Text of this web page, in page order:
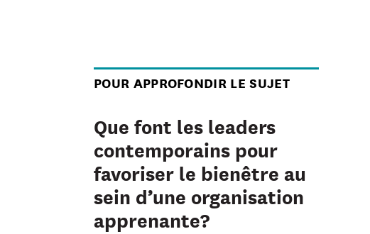
POUR APPROFONDIR LE SUJET
Que font les leaders
contemporains pour
favoriser le bienêtre au
sein d’une organisation
apprenante?